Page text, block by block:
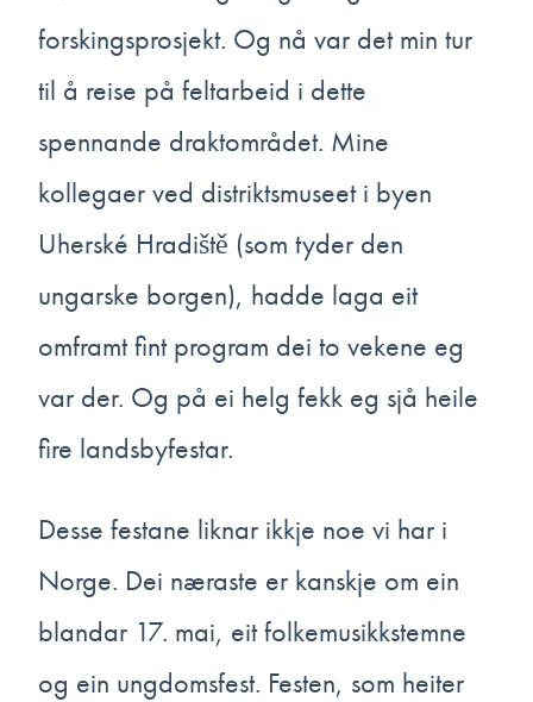
forskingsprosjekt. Og nå var det min tur
til å reise på feltarbeid i dette
spennande draktområdet. Mine
kollegaer ved distriktsmuseet i byen
Uherské Hradiště (som tyder den
ungarske borgen), hadde laga eit
omframt fint program dei to vekene eg
var der. Og på ei helg fekk eg sjå heile
fire landsbyfestar.
Desse festane liknar ikkje noe vi har i
Norge. Dei næraste er kanskje om ein
blandar 17. mai, eit folkemusikkstemne
og ein ungdomsfest. Festen, som heiter